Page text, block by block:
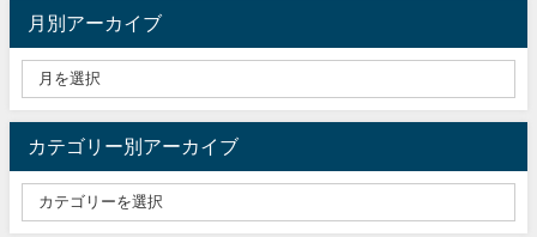
月別アーカイブ
カテゴリー別アーカイブ